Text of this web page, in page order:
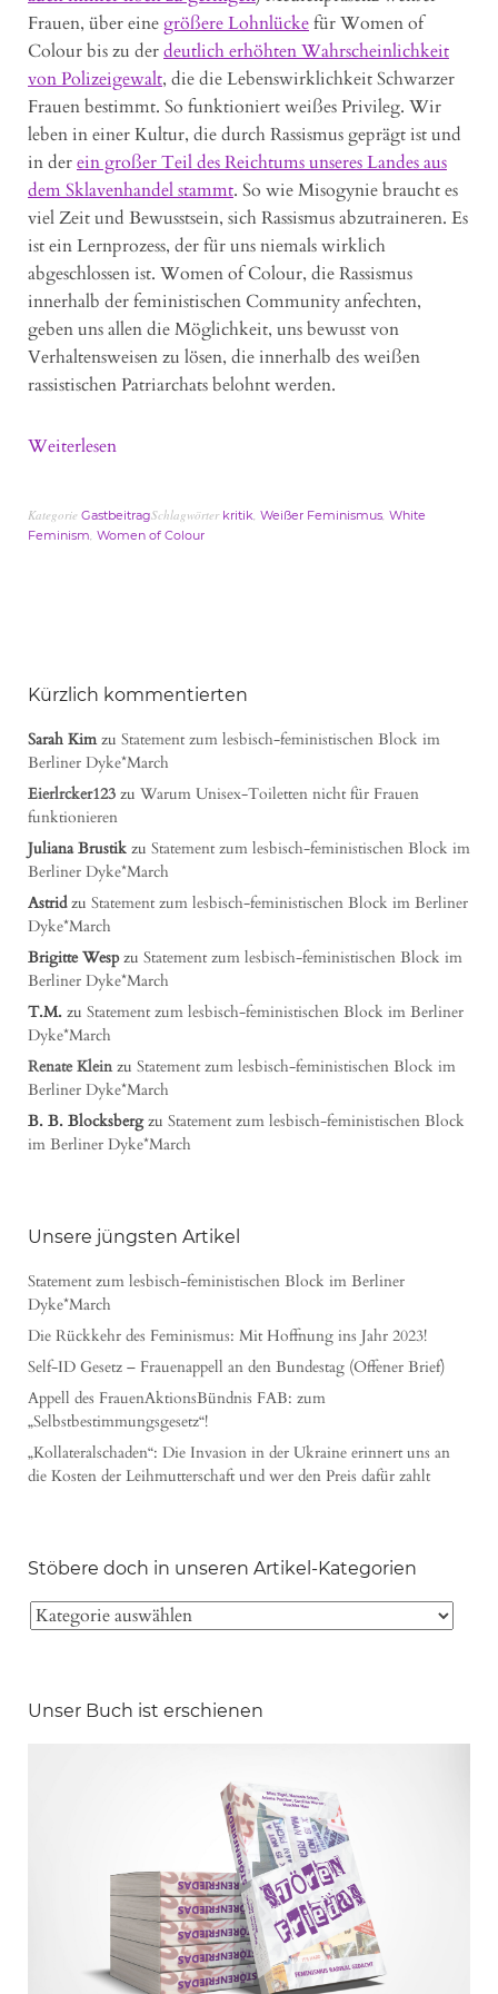
Frauen, über einegrößere Lohnlückefür Women of
Colour bis zu derdeutlich erhöhten Wahrscheinlichkeit
von Polizeigewalt, die die Lebenswirklichkeit Schwarzer
Frauen bestimmt. So funktioniert weißes Privileg. Wir
leben in einer Kultur, die durch Rassismus geprägt ist und
in derein großer Teil des Reichtums unseres Landes aus
dem Sklavenhandel stammt. So wie Misogynie braucht es
viel Zeit und Bewusstsein, sich Rassismus abzutraineren. Es
ist ein Lernprozess, der für uns niemals wirklich
abgeschlossen ist. Women of Colour, die Rassismus
innerhalb der feministischen Community anfechten,
geben uns allen die Möglichkeit, uns bewusst von
Verhaltensweisen zu lösen, die innerhalb des weißen
rassistischen Patriarchats belohnt werden.
Weiterlesen
Kategorie GastbeitragSchlagwörter kritik Weißer Feminismus White
Feminism Women of Colour
Kürzlich kommentierten
Sarah Kimzu Statement zum lesbisch-feministischen Block im
Berliner Dyke*March
Eierlrcker123 zu Warum Unisex-Toiletten nicht für Frauen
funktionieren
Juliana Brustik zu Statement zum lesbisch-feministischen Block im
Berliner Dyke*March
Astridzu Statement zum lesbisch-feministischen Block im Berliner
Dyke*March
Brigitte Wespzu Statement zum lesbisch-feministischen Block im
Berliner Dyke*March
T.M. zu Statement zum lesbisch-feministischen Block im Berliner
Dyke*March
Renate Kleinzu Statement zum lesbisch-feministischen Block im
Berliner Dyke*March
B. B. Blocksbergzu Statement zum lesbisch-feministischen Block
im Berliner Dyke*March
Unsere jüngsten Artikel
Statement zum lesbisch-feministischen Block im Berliner
Dyke*March
Die Rückkehr des Feminismus: Mit Hoffnung ins Jahr 2023!
Self-ID Gesetz – Frauenappell an den Bundestag (Offener Brief)
Appell des FrauenAktionsBündnis FAB: zum
„Selbstbestimmungsgesetz“!
„Kollateralschaden“: Die Invasion in der Ukraine erinnert uns an
die Kosten der Leihmutterschaft und wer den Preis dafür zahlt
Stöbere doch in unseren Artikel-Kategorien
Unser Buch ist erschienen